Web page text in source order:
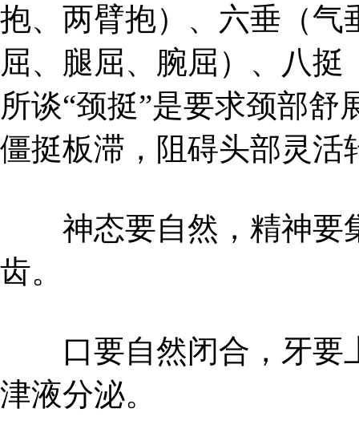
抱、两臂抱）、六垂（气
屈、腿屈、腕屈）、八
所谈“颈挺”是要求颈部
僵挺板滞，阻碍头部灵活
神态要自然，精神要
齿。
口要自然闭合，牙要
津液分泌。